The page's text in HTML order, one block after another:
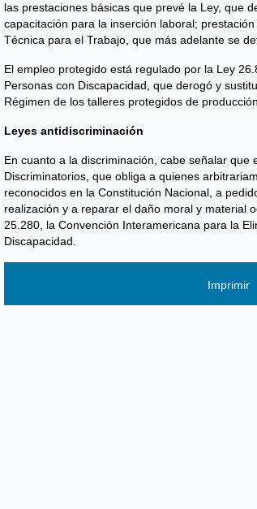
las prestaciones básicas que prevé la Ley, que
capacitación para la inserción laboral;
Técnica para el Trabajo, que más adelante se
El empleo protegido está regulado por la Ley
Personas con Discapacidad, que derogó y
Régimen de los talleres protegidos de
Leyes antidiscriminación
En cuanto a la discriminación, cabe señalar
Discriminatorios, que obliga a quienes
reconocidos en la Constitución Nacional, a
realización y a reparar el daño moral y material
25.280, la Convención Interamericana para la
Discapacidad.
Imprimir